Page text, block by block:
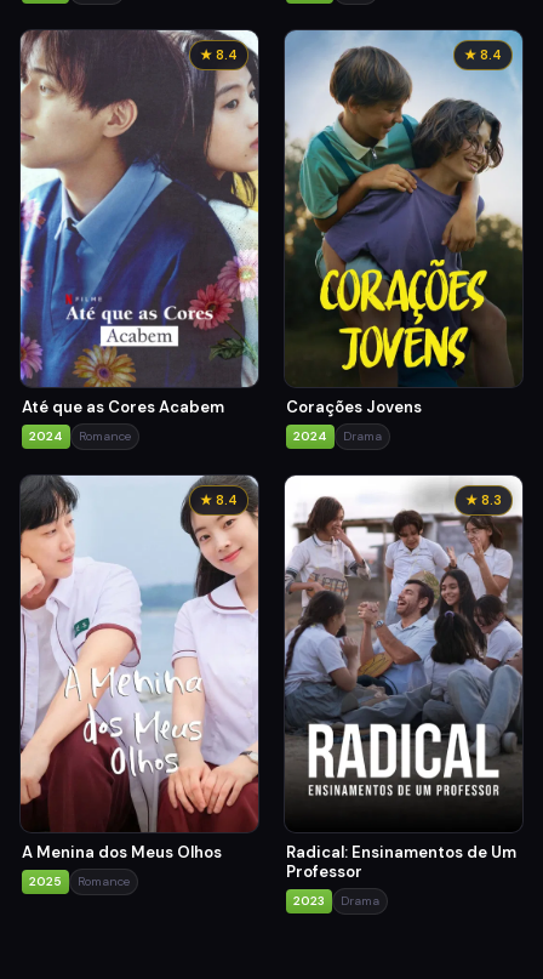
★ 8.4
Até que as Cores Acabem
2024 Romance
★ 8.4
Corações Jovens
2024 Drama
★ 8.4
A Menina dos Meus Olhos
2025 Romance
★ 8.3
Radical: Ensinamentos de Um
Professor
2023 Drama